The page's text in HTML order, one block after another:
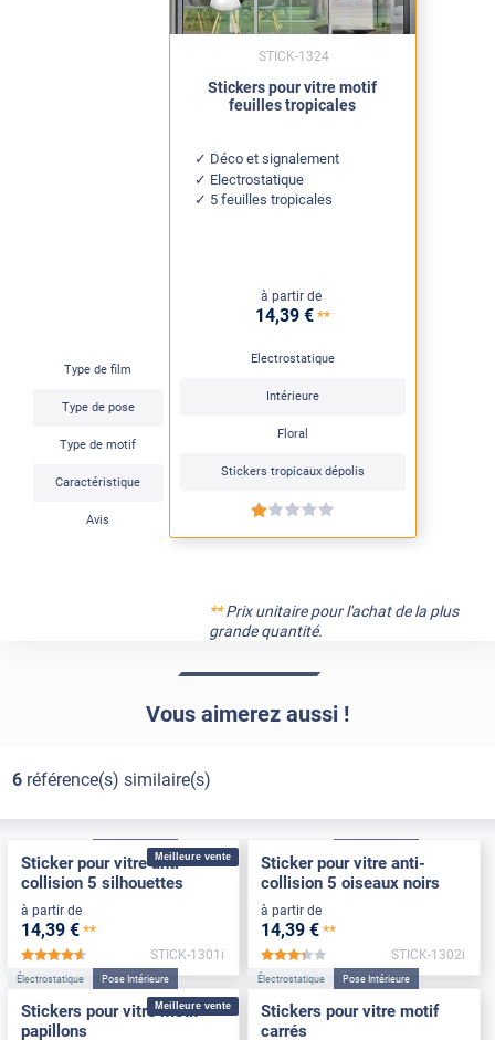
Type de film
Type de pose
Type de motif
Caractéristique
Avis
Stickers pour vitre motif
feuilles tropicales
Déco et signalement
Electrostatique
5 feuilles tropicales
à partir de
14,39 €**
Electrostatique
Intérieure
Floral
Stickers tropicaux dépolis
*****
STICK-1324
**Prix unitaire pour l'achat de la plus
grande quantité.
Vous aimerez aussi !
6référence(s) similaire(s)
Meilleure vente
Sticker pour vitre anti-
collision 5 silhouettes
à partir de
14,39 € **
*****
STICK-1301i
Sticker pour vitre anti-
collision 5 oiseaux noirs
à partir de
14,39 €**
*****
STICK-1302i
Meilleure vente
Électrostatique Pose Intérieure
Stickers pour vitre motif
papillons
Électrostatique Pose Intérieure
Stickers pour vitre motif
carrés